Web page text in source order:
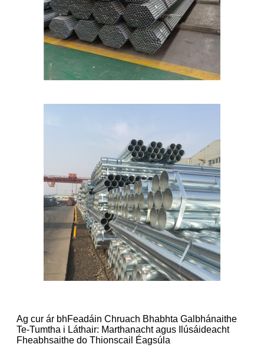
Ag cur ár bhFeadáin Chruach Bhabhta Galbhánaithe
Te-Tumtha i Láthair: Marthanacht agus Ilúsáideacht
Fheabhsaithe do Thionscail Éagsúla